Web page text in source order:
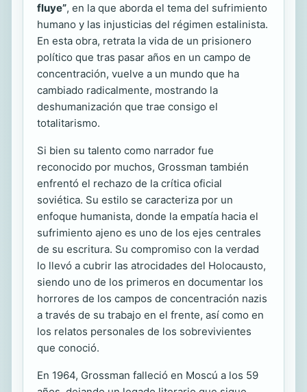
fluye”, en la que aborda el tema del sufrimiento
humano y las injusticias del régimen estalinista.
En esta obra, retrata la vida de un prisionero
político que tras pasar años en un campo de
concentración, vuelve a un mundo que ha
cambiado radicalmente, mostrando la
deshumanización que trae consigo el
totalitarismo.
Si bien su talento como narrador fue
reconocido por muchos, Grossman también
enfrentó el rechazo de la crítica oficial
soviética. Su estilo se caracteriza por un
enfoque humanista, donde la empatía hacia el
sufrimiento ajeno es uno de los ejes centrales
de su escritura. Su compromiso con la verdad
lo llevó a cubrir las atrocidades del Holocausto,
siendo uno de los primeros en documentar los
horrores de los campos de concentración nazis
a través de su trabajo en el frente, así como en
los relatos personales de los sobrevivientes
que conoció.
En 1964, Grossman falleció en Moscú a los 59